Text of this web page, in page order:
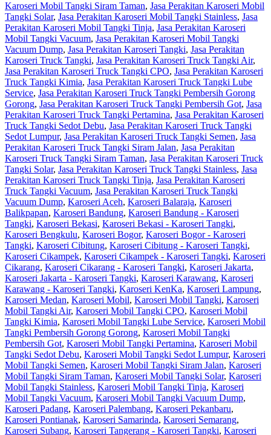
Karoseri Mobil Tangki Siram Taman, Jasa Perakitan Karoseri Mobil
Tangki Solar, Jasa Perakitan Karoseri Mobil Tangki Stainless, Jasa
Perakitan Karoseri Mobil Tangki Tinja, Jasa Perakitan Karoseri
Mobil Tangki Vacuum, Jasa Perakitan Karoseri Mobil Tangki
Vacuum Dump, Jasa Perakitan Karoseri Tangki, Jasa Perakitan
Karoseri Truck Tangki, Jasa Perakitan Karoseri Truck Tangki Air,
Jasa Perakitan Karoseri Truck Tangki CPO, Jasa Perakitan Karoseri
Truck Tangki Kimia, Jasa Perakitan Karoseri Truck Tangki Lube
Service, Jasa Perakitan Karoseri Truck Tangki Pembersih Gorong
Gorong, Jasa Perakitan Karoseri Truck Tangki Pembersih Got, Jasa
Perakitan Karoseri Truck Tangki Pertamina, Jasa Perakitan Karoseri
Truck Tangki Sedot Debu, Jasa Perakitan Karoseri Truck Tangki
Sedot Lumpur, Jasa Perakitan Karoseri Truck Tangki Semen, Jasa
Perakitan Karoseri Truck Tangki Siram Jalan, Jasa Perakitan
Karoseri Truck Tangki Siram Taman, Jasa Perakitan Karoseri Truck
Tangki Solar, Jasa Perakitan Karoseri Truck Tangki Stainless, Jasa
Perakitan Karoseri Truck Tangki Tinja, Jasa Perakitan Karoseri
Truck Tangki Vacuum, Jasa Perakitan Karoseri Truck Tangki
Vacuum Dump, Karoseri Aceh, Karoseri Balaraja, Karoseri
Balikpapan, Karoseri Bandung, Karoseri Bandung - Karoseri
Tangki, Karoseri Bekasi, Karoseri Bekasi - Karoseri Tangki,
Karoseri Bengkulu, Karoseri Bogor, Karoseri Bogor - Karoseri
Tangki, Karoseri Cibitung, Karoseri Cibitung - Karoseri Tangki,
Karoseri Cikampek, Karoseri Cikampek - Karoseri Tangki, Karoseri
Cikarang, Karoseri Cikarang - Karoseri Tangki, Karoseri Jakarta,
Karoseri Jakarta - Karoseri Tangki, Karoseri Karawang, Karoseri
Karawang - Karoseri Tangki, Karoseri KenKa, Karoseri Lampung,
Karoseri Medan, Karoseri Mobil, Karoseri Mobil Tangki, Karoseri
Mobil Tangki Air, Karoseri Mobil Tangki CPO, Karoseri Mobil
Tangki Kimia, Karoseri Mobil Tangki Lube Service, Karoseri Mobil
Tangki Pembersih Gorong Gorong, Karoseri Mobil Tangki
Pembersih Got, Karoseri Mobil Tangki Pertamina, Karoseri Mobil
Tangki Sedot Debu, Karoseri Mobil Tangki Sedot Lumpur, Karoseri
Mobil Tangki Semen, Karoseri Mobil Tangki Siram Jalan, Karoseri
Mobil Tangki Siram Taman, Karoseri Mobil Tangki Solar, Karoseri
Mobil Tangki Stainless, Karoseri Mobil Tangki Tinja, Karoseri
Mobil Tangki Vacuum, Karoseri Mobil Tangki Vacuum Dump,
Karoseri Padang, Karoseri Palembang, Karoseri Pekanbaru,
Karoseri Pontianak, Karoseri Samarinda, Karoseri Semarang,
Karoseri Subang, Karoseri Tangerang - Karoseri Tangki, Karoseri